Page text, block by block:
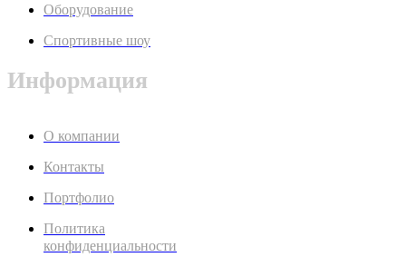
Оборудование
Спортивные шоу
Информация
О компании
Контакты
Портфолио
Политика
конфиденциальности